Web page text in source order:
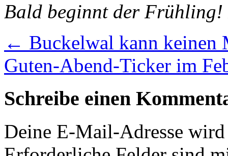
Bald beginnt der
← Buckelwal kann keinen
Guten-Abend-Ticker im
Schreibe einen
Deine E-Mail-Adresse